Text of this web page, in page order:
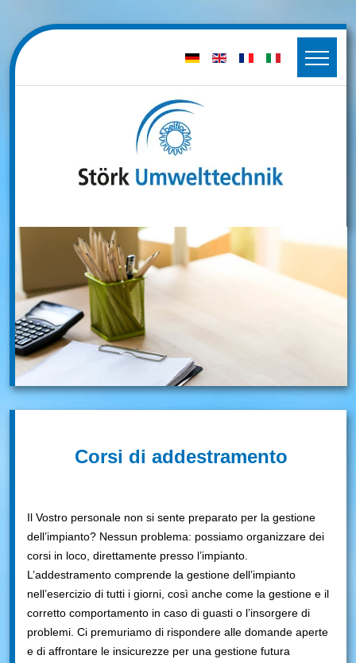
Corsi di addestramento
Il Vostro personale non si sente preparato per la gestione
dell’impianto? Nessun problema: possiamo organizzare dei
corsi in loco, direttamente presso l’impianto.
L’addestramento comprende la gestione dell’impianto
nell’esercizio di tutti i giorni, così anche come la gestione e il
corretto comportamento in caso di guasti o l’insorgere di
problemi. Ci premuriamo di rispondere alle domande aperte
e di affrontare le insicurezze per una gestione futura